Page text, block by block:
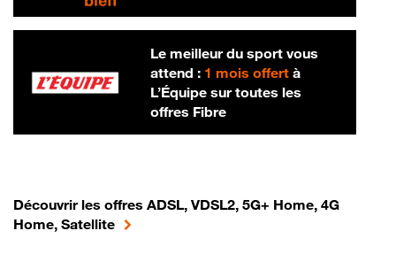
Le meilleur du sport vous
attend : 1 mois offertà
L’Équipe sur toutes les
offres Fibre
Découvrir les offres ADSL, VDSL2, 5G+ Home, 4G
Home, Satellite